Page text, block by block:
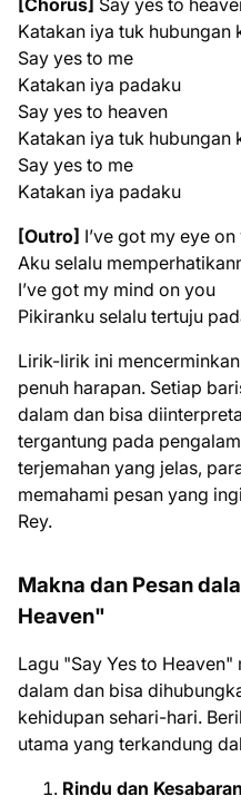
[Chorus] Say yes to
Katakan iya tuk hubungan
Say yes to me
Katakan iya padaku
Say yes to heaven
Katakan iya tuk hubungan
Say yes to me
Katakan iya padaku
[Outro] I’ve got my eye
Aku selalu
I’ve got my mind on you
Pikiranku selalu tertuju
Lirik-lirik ini
penuh harapan. Setiap
dalam dan bisa
tergantung pada
terjemahan yang jelas,
memahami pesan yang
Rey.
Makna dan Pesan
Heaven"
Lagu "Say Yes to
dalam dan bisa
kehidupan sehari-hari.
utama yang terkandung
Rindu dan Kesabaran